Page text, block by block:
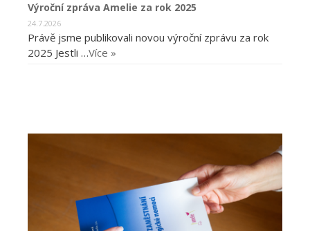
Výroční zpráva Amelie za rok 2025
24.7.2026
Právě jsme publikovali novou výroční zprávu za rok
2025 Jestli …Více »